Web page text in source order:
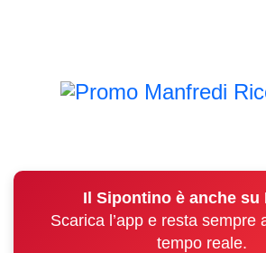
Il Sipontino è anche su
Scarica l’app e resta sempre
tempo reale.